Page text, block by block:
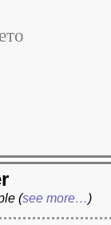
(see more…)